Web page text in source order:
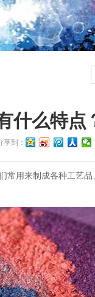
什么特点
享到：
常用来制成各种工艺